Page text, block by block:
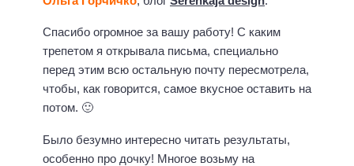
Спасибо огромное за вашу работу! С каким
трепетом я открывала письма, специально
перед этим всю остальную почту пересмотрела,
чтобы, как говорится, самое вкусное оставить на
потом. 🙂
Было безумно интересно читать результаты,
особенно про дочку! Многое возьму на